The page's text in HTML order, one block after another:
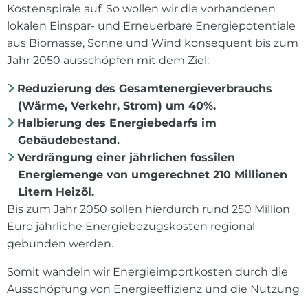
Kostenspirale auf. So wollen wir die vorhandenen
lokalen Einspar- und Erneuerbare Energiepotentiale
aus Biomasse, Sonne und Wind konsequent bis zum
Jahr 2050 ausschöpfen mit dem Ziel:
Reduzierung des Gesamtenergieverbrauchs
(Wärme, Verkehr, Strom) um 40%.
Halbierung des Energiebedarfs im
Gebäudebestand.
Verdrängung einer jährlichen fossilen
Energiemenge von umgerechnet 210 Millionen
Litern Heizöl.
Bis zum Jahr 2050 sollen hierdurch rund 250 Million
Euro jährliche Energiebezugskosten regional
gebunden werden.
Somit wandeln wir Energieimportkosten durch die
Ausschöpfung von Energieeffizienz und die Nutzung